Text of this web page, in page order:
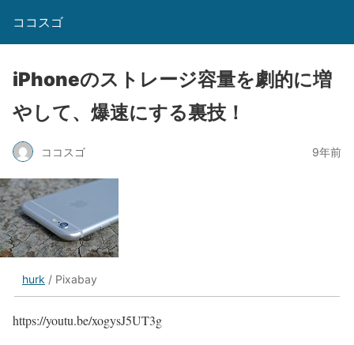
ココスゴ
iPhoneのストレージ容量を劇的に増
やして、爆速にする裏技！
ココスゴ 9年前
hurk / Pixabay
https://youtu.be/xogysJ5UT3g